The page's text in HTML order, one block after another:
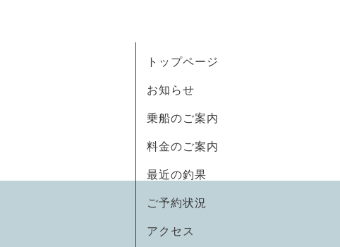
トップページ
お知らせ
乗船のご案内
料金のご案内
最近の釣果
ご予約状況
アクセス